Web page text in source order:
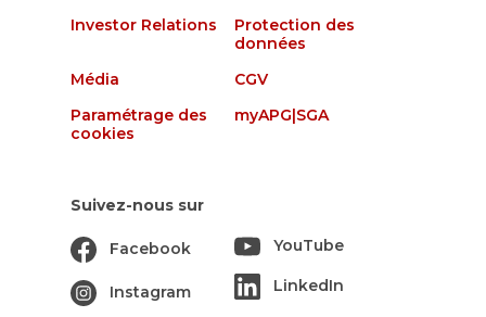
Investor Relations
Protection des
données
Média
CGV
Paramétrage des
cookies
myAPG|SGA
Suivez-nous sur
Facebook
Instagram
YouTube
LinkedIn